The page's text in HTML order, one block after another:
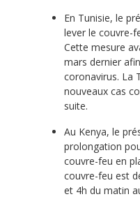
En Tunisie, le
lever le couvre-
Cette mesure
mars dernier
coronavirus. La
nouveaux cas
suite.
Au Kenya, le
prolongation
couvre-feu en
couvre-feu est
et 4h du matin